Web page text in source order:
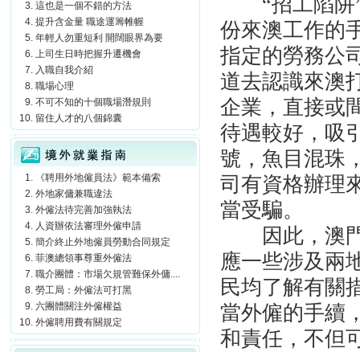
份來澳工作的
指定的勞務公
道去認識來澳
企業，直接或
待遇較好，吸
號，魚目混珠
司有資格辦理
當受騙。
因此，澳
應一些涉及兩
民均了解有關
當外僱的手續
和責任，不但
這也是一個不錯的方法
提升含金量 職途運籌帷幄
年輕人勿重短利 開闊眼界為要
上司生日時把握升遷機會
入職自我介紹
職場心理
不可不知的十個職場潛規則
留住人才的八個錦囊
境外就業指南
《聘用外地僱員法》範本備索
外地家傭兼職違法
外僱法待完善加強執法
人資辦依法審理外僱申請
簡介終止外地僱員勞動合同規定
菲澳總領事尊重外僱法
職介團體：市場欠規管難保外傭....
勞工局：外僱法可打黑
六團體關注外僱權益
外僱聘用費有關規定
護照申請